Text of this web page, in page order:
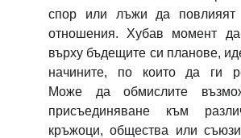
спор или лъжи да
отношения. Хубав момент
върху бъдещите си планове,
начините, по които да ги
Може да обмислите
присъединяване към
кръжоци, общества или